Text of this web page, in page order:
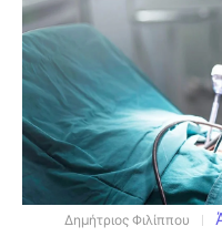
Δημήτριος Φιλίππου